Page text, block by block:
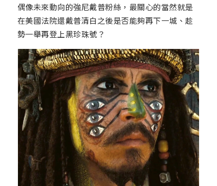
偶像未來動向的強尼戴普粉絲，最關心的當然就是
在美國法院還戴普清白之後是否能夠再下一城、趁
勢一舉再登上黑珍珠號？